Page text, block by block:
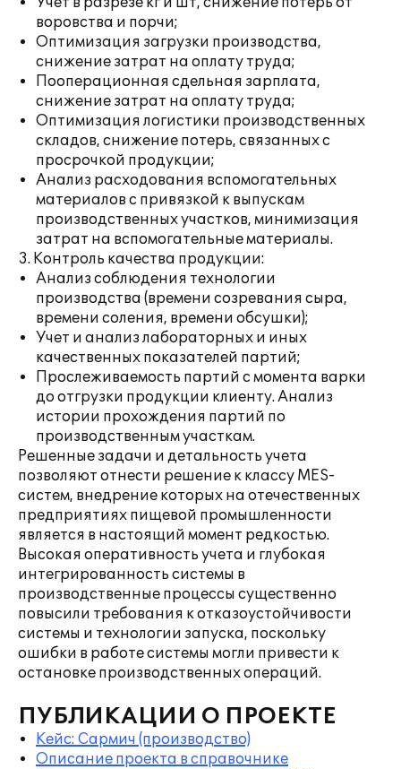
воровства и порчи;
Оптимизация загрузки производства,
снижение затрат на оплату труда;
Пооперационная сдельная зарплата,
снижение затрат на оплату труда;
Оптимизация логистики производственных
складов, снижение потерь, связанных с
просрочкой продукции;
Анализ расходования вспомогательных
материалов с привязкой к выпускам
производственных участков, минимизация
затрат на вспомогательные материалы.
3. Контроль качества продукции:
Анализ соблюдения технологии
производства (времени созревания сыра,
времени соления, времени обсушки);
Учет и анализ лабораторных и иных
качественных показателей партий;
Прослеживаемость партий с момента варки
до отгрузки продукции клиенту. Анализ
истории прохождения партий по
производственным участкам.
Решенные задачи и детальность учета
позволяют отнести решение к классу MES-
систем, внедрение которых на отечественных
предприятиях пищевой промышленности
является в настоящий момент редкостью.
Высокая оперативность учета и глубокая
интегрированность системы в
производственные процессы существенно
повысили требования к отказоустойчивости
системы и технологии запуска, поскольку
ошибки в работе системы могли привести к
остановке производственных операций.
ПУБЛИКАЦИИ О ПРОЕКТЕ
Кейс: Сармич (производство)
Описание проекта в справочнике